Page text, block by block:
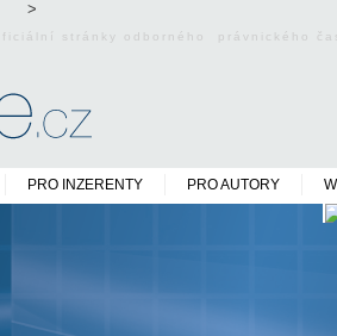
>
stránky odborného právnického
PRO INZERENTY PRO AUTORY